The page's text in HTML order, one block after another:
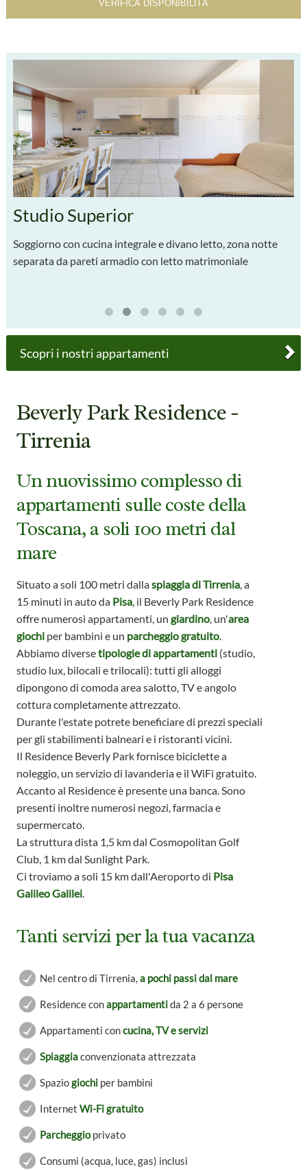
Studio Superior
Soggiorno con cucina integrale e divano letto, zona notte
separata da pareti armadio con letto matrimoniale
Scopri i nostri appartamenti
Beverly Park Residence -
Tirrenia
Un nuovissimo complesso di
appartamenti sulle coste della
Toscana, a soli 100 metri dal
mare
Situato a soli 100 metri dallaspiaggia di Tirrenia, a
15 minuti in auto da Pisa, il Beverly Park Residence
offre numerosi appartamenti, ungiardino, un'area
giochi per bambini e un parcheggio gratuito.
Abbiamo diversetipologie di appartamenti (studio,
studio lux, bilocali e trilocali): tutti gli alloggi
dipongono di comoda area salotto, TV e angolo
cottura completamente attrezzato.
Durante l'estate potrete beneficiare di prezzi speciali
per gli stabilimenti balneari e i ristoranti vicini.
Il Residence Beverly Park fornisce biciclette a
noleggio, un servizio di lavanderia e il WiFi gratuito.
Accanto al Residence è presente una banca. Sono
presenti inoltre numerosi negozi, farmacia e
supermercato.
La struttura dista 1,5 km dal Cosmopolitan Golf
Club, 1 km dal Sunlight Park.
Ci troviamo a soli 15 km dall'Aeroporto di Pisa
Galileo Galilei.
Tanti servizi per la tua vacanza
Nel centro di Tirrenia,a pochi passi dal mare
Residence conappartamentida 2 a 6 persone
Appartamenti concucina, TV e servizi
Spiaggiaconvenzionata attrezzata
Spaziogiochi per bambini
InternetWi-Fi gratuito
Parcheggioprivato
Consumi (acqua, luce, gas) inclusi